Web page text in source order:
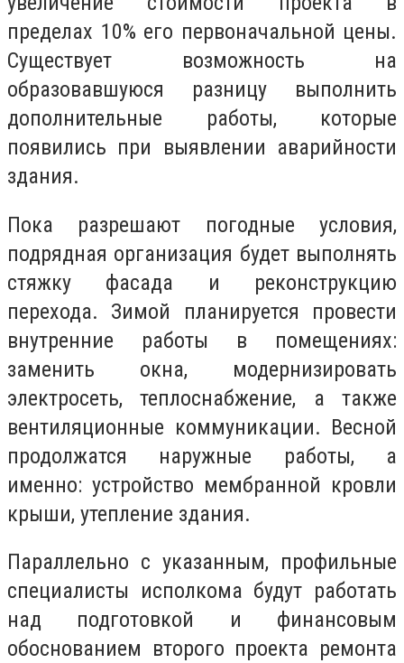
пределах 10% его первоначальной цены.
Существует возможность на
образовавшуюся разницу выполнить
дополнительные работы, которые
появились при выявлении аварийности
здания.
Пока разрешают погодные условия,
подрядная организация будет выполнять
стяжку фасада и реконструкцию
перехода. Зимой планируется провести
внутренние работы в помещениях:
заменить окна, модернизировать
электросеть, теплоснабжение, а также
вентиляционные коммуникации. Весной
продолжатся наружные работы, а
именно: устройство мембранной кровли
крыши, утепление здания.
Параллельно с указанным, профильные
специалисты исполкома будут работать
над подготовкой и финансовым
обоснованием второго проекта ремонта